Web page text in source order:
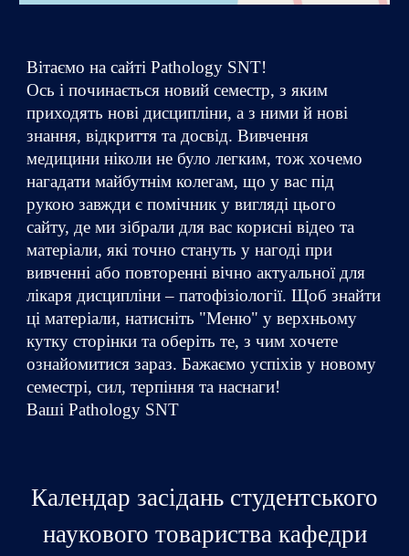
Вітаємо на сайті Pathology SNT!
Ось і починається новий семестр, з яким
приходять нові дисципліни, а з ними й нові
знання, відкриття та досвід. Вивчення
медицини ніколи не було легким, тож хочемо
нагадати майбутнім колегам, що у вас під
рукою завжди є помічник у вигляді цього
сайту, де ми зібрали для вас корисні відео та
матеріали, які точно стануть у нагоді при
вивченні або повторенні вічно актуальної для
лікаря дисципліни – патофізіології. Щоб знайти
ці матеріали, натисніть "Меню" у верхньому
кутку сторінки та оберіть те, з чим хочете
ознайомитися зараз. Бажаємо успіхів у новому
семестрі, сил, терпіння та наснаги!
Ваші Pathology SNT
Календар засідань студентського
наукового товариства кафедри